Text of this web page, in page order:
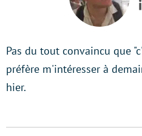
Pas du tout convaincu que
préfère m'intéresser à
hier.